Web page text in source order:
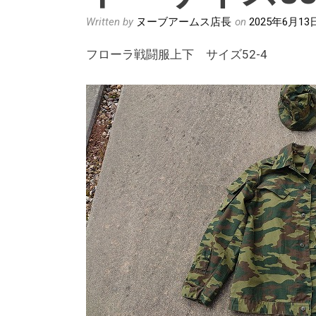
Written by ヌーブアームス店長 on 2025年6月13
フローラ戦闘服上下 サイズ52-4